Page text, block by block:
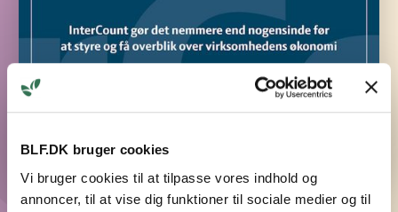
BLF.DK bruger cookies
Vi bruger cookies til at tilpasse vores indhold og
annoncer, til at vise dig funktioner til sociale medier og til